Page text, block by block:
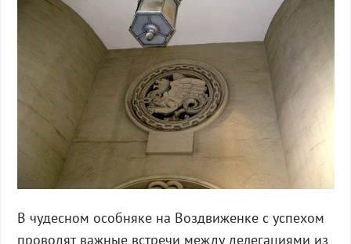
В чудесном особняке на Воздвиженке с успехом
проводят важные встречи между делегациями из